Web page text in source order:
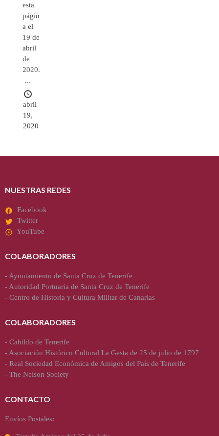
esta
págin
a el
19 de
abril
de
2020.
...
abril
19,
2020
NUESTRAS REDES
Facebook
Twitter
YouTube
COLABORADORES
-Ayuntamiento de Santa Cruz de Tenerife
-Autoridad Portuaria de Santa Cruz de Tenerife
- Centro de Historia y Cultura Militar de Canarias
COLABORADORES
- Cabildo de Tenerife
-Asociación Histórico Cultural La Gesta de 25 de julio de 1797
- Real Sociedad Económica de Amigos del País de Tenerife
- The Nelson Society
CONTACTO
Envíos Postales: